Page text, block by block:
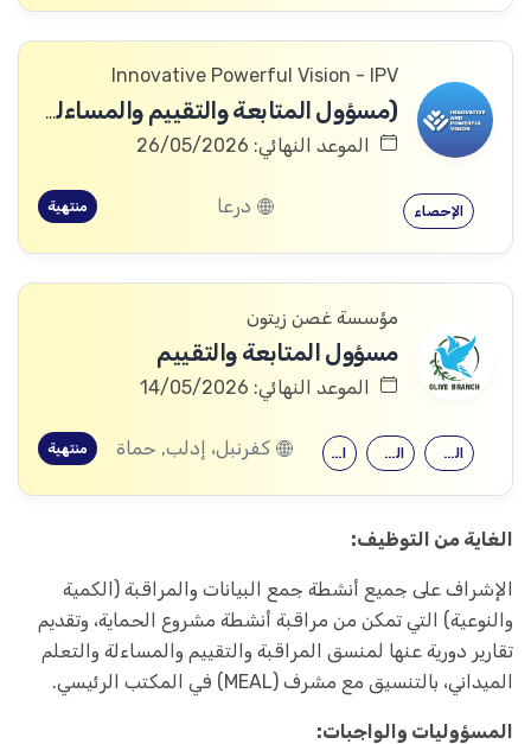
Innovative Powerful Vision - IPV
(مسؤول المتابعة والتقييم والمساءلة والتعلم
الموعد النهائي: 26/05/2026
الإحصاء درعا منتهية
مؤسسة غصن زيتون
مسؤول المتابعة والتقييم
الموعد النهائي: 14/05/2026
الإحصاء العلوم الاجتماعية الدراسات التنموية كفرنبل، إدلب, حماة منتهية
الغاية من التوظيف:
الإشراف على جميع أنشطة جمع البيانات والمراقبة (الكمية
والنوعية) التي تمكن من مراقبة أنشطة مشروع الحماية، وتقديم
تقارير دورية عنها لمنسق المراقبة والتقييم والمساءلة والتعلم
الميداني، بالتنسيق مع مشرف (MEAL) في المكتب الرئيسي.
المسؤوليات والواجبات: